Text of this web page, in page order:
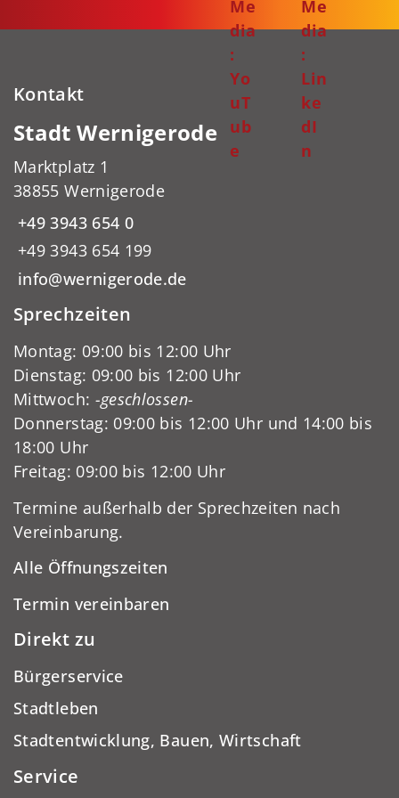
Me
dia
:
Yo
uT
ub
e
Me
dia
:
Lin
ke
dI
n
Kontakt
Stadt Wernigerode
Marktplatz 1
38855 Wernigerode
+49 3943 654 0
+49 3943 654 199
info@wernigerode.de
Sprechzeiten
Montag: 09:00 bis 12:00 Uhr
Dienstag: 09:00 bis 12:00 Uhr
Mittwoch: -geschlossen-
Donnerstag: 09:00 bis 12:00 Uhr und 14:00 bis
18:00 Uhr
Freitag: 09:00 bis 12:00 Uhr
Termine außerhalb der Sprechzeiten nach
Vereinbarung.
Alle Öffnungszeiten
Termin vereinbaren
Direkt zu
Bürgerservice
Stadtleben
Stadtentwicklung, Bauen, Wirtschaft
Service